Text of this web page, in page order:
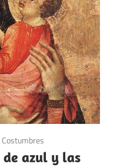
Costumbres
azul y las